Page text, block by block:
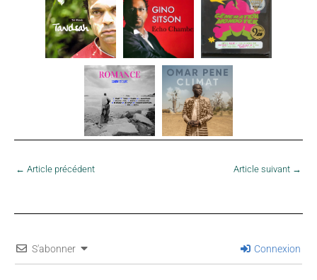
← Article précédent Article suivant →
S'abonner Connexion